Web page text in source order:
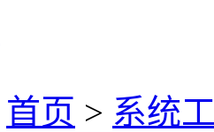
首页 > 系统